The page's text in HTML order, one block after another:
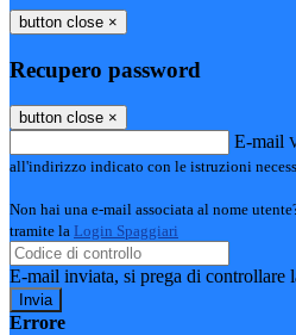
button close ×
Recupero password
button close ×
E-mail
all'indirizzo indicato con le istruzioni
Non hai una e-mail associata al nome
tramite la Login Spaggiari
E-mail inviata, si prega di controllare
Errore